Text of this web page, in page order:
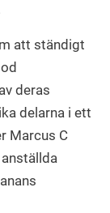
att ständigt
deras
delarna i ett
Marcus C